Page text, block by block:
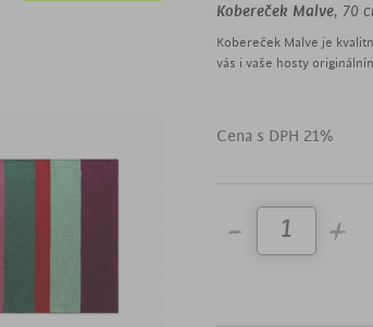
Kobereček Malve, 70
Kobereček Malve je
vás i vaše hosty
originální design
Cena s DPH 21%